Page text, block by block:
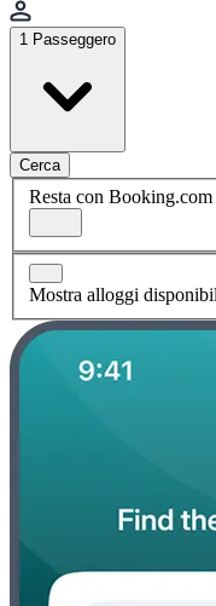
1 Passeggero
Cerca
Resta con Booking.com
Mostra alloggi